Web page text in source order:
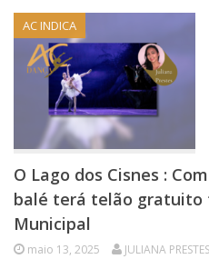
AC INDICA
O Lago dos Cisnes :
balé terá telão gratuito
Municipal
maio 13, 2025 JULIANA PRESTES